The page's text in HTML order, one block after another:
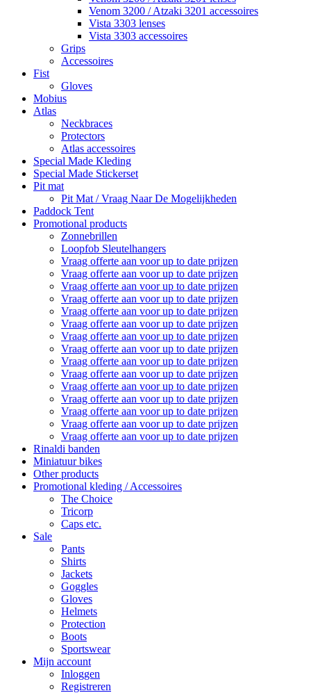
Venom 3200 / Atzaki 3201 accessoires
Vista 3303 lenses
Vista 3303 accessoires
Grips
Accessoires
Fist
Gloves
Mobius
Atlas
Neckbraces
Protectors
Atlas accessoires
Special Made Kleding
Special Made Stickerset
Pit mat
Pit Mat / Vraag Naar De Mogelijkheden
Paddock Tent
Promotional products
Zonnebrillen
Loopfob Sleutelhangers
Vraag offerte aan voor up to date prijzen
Vraag offerte aan voor up to date prijzen
Vraag offerte aan voor up to date prijzen
Vraag offerte aan voor up to date prijzen
Vraag offerte aan voor up to date prijzen
Vraag offerte aan voor up to date prijzen
Vraag offerte aan voor up to date prijzen
Vraag offerte aan voor up to date prijzen
Vraag offerte aan voor up to date prijzen
Vraag offerte aan voor up to date prijzen
Vraag offerte aan voor up to date prijzen
Vraag offerte aan voor up to date prijzen
Vraag offerte aan voor up to date prijzen
Vraag offerte aan voor up to date prijzen
Vraag offerte aan voor up to date prijzen
Rinaldi banden
Miniatuur bikes
Other products
Promotional kleding / Accessoires
The Choice
Tricorp
Caps etc.
Sale
Pants
Shirts
Jackets
Goggles
Gloves
Helmets
Protection
Boots
Sportswear
Mijn account
Inloggen
Registreren